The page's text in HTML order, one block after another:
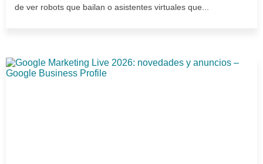
de ver robots que bailan o asistentes virtuales que...